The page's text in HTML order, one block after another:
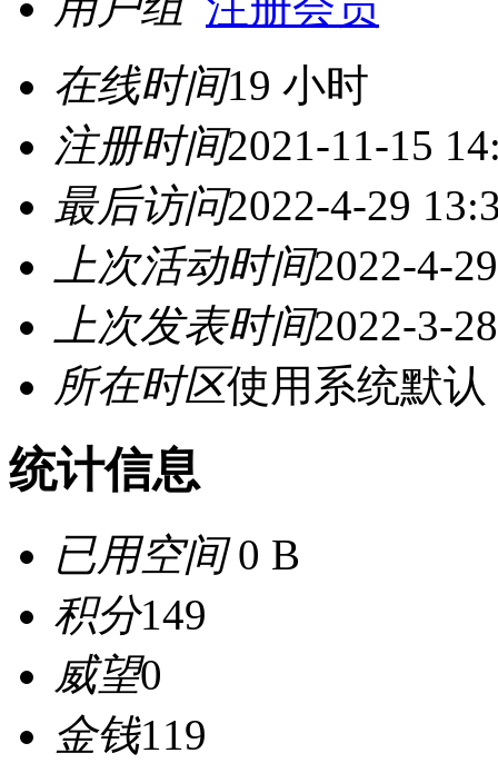
在线时间19 小时
注册时间2021-11-15
最后访问2022-4-29
上次活动时间2022-4-
上次发表时间2022-3-
所在时区使用系统默认
统计信息
已用空间0 B
积分149
威望0
金钱119